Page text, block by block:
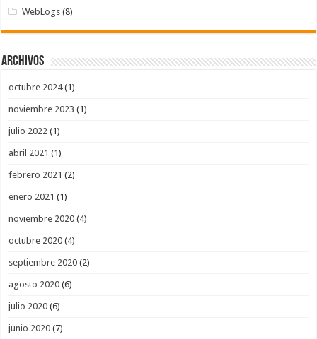
WebLogs (8)
Archivos
octubre 2024(1)
noviembre 2023 (1)
julio 2022 (1)
abril 2021 (1)
febrero 2021 (2)
enero 2021 (1)
noviembre 2020 (4)
octubre 2020 (4)
septiembre 2020 (2)
agosto 2020 (6)
julio 2020 (6)
junio 2020 (7)